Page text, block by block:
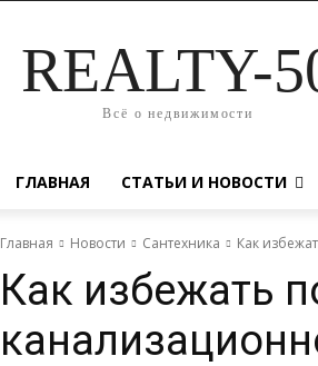
REALTY-
Всё о недвижимости
ГЛАВНАЯ СТАТЬИ И НОВОСТИ
Главная Новости Сантехника Как
Как избежать